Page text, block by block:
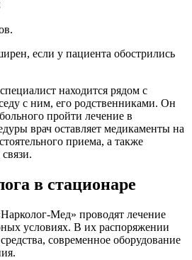
если у пациента обострились
находится рядом с
с ним, его родственниками. Он
пройти лечение в
врач оставляет медикаменты на
приема, а также
в стационаре
Мед» проводят лечение
условиях. В их распоряжении
современное оборудование